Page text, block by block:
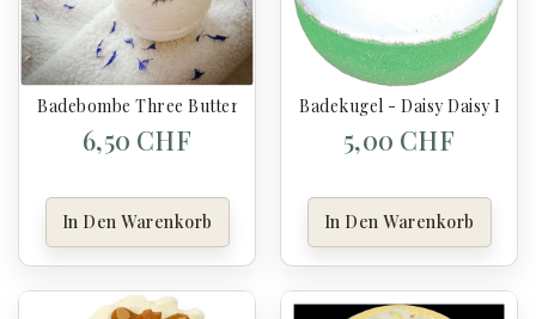
Badebombe Three Butters (Ohne Ätherisches Öl) 120 G
6,50 CHF
In Den Warenkorb
Badekugel - Daisy Daisy
5,00 CHF
In Den Warenkorb